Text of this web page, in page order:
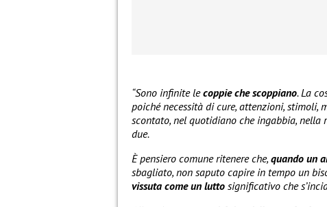
“Sono infinite lecoppie che scoppiano. La
poiché necessità di cure, attenzioni,
scontato, nel quotidiano che ingabbia,
due.
È pensiero comune ritenere che, quando un
sbagliato, non saputo capire in tempo un
vissuta come un lutto significativo che